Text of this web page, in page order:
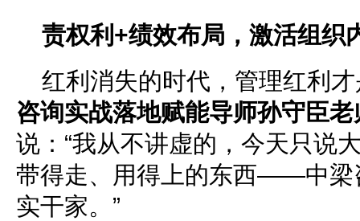
责权利+绩效布局，激活组织
红利消失的时代，管理红利
咨询实战落地赋能导师孙守臣老
说：“我从不讲虚的，今天只说
带得走、用得上的东西——中梁
实干家。”